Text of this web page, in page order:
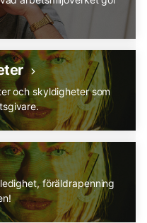
och skyldigheter som
föräldrapenning